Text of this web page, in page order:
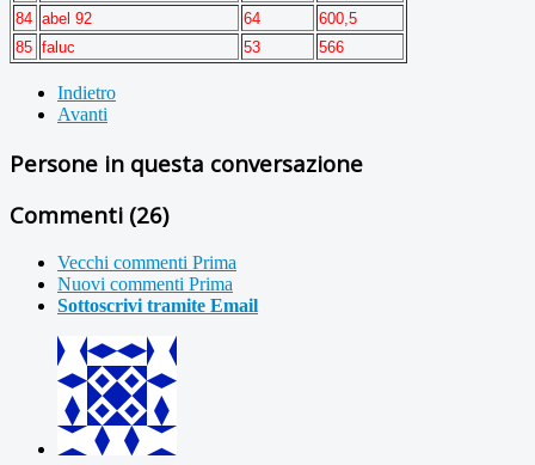
84 abel 92 64
600,5
85 faluc 53 566
Indietro
Avanti
Persone in questa conversazione
Commenti (26)
Vecchi commenti Prima
Nuovi commenti Prima
Sottoscrivi tramite Email